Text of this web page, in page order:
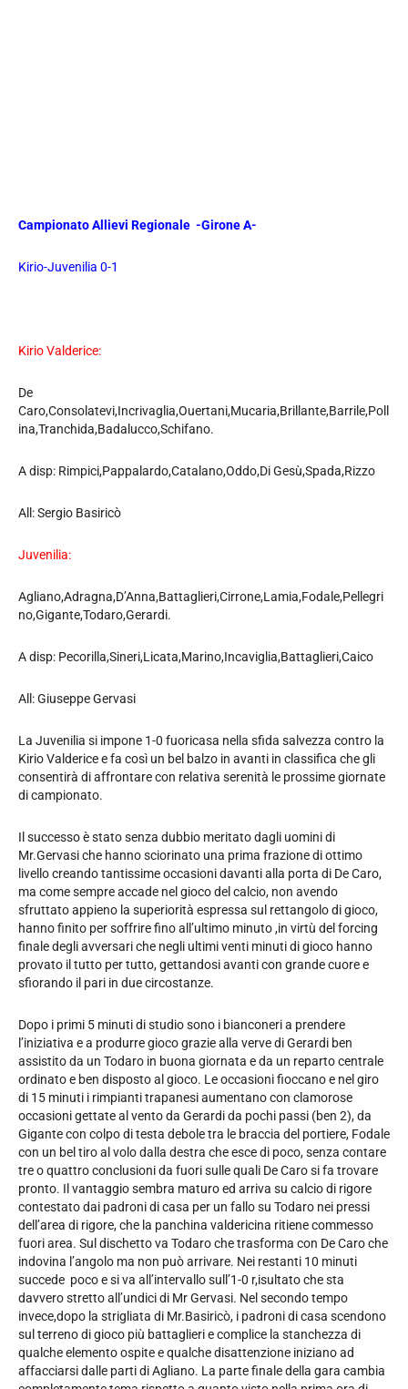
Campionato Allievi Regionale -Girone A-
Kirio-Juvenilia 0-1
Kirio Valderice:
De
Caro,Consolatevi,Incrivaglia,Ouertani,Mucaria,Brillante,Barrile,Poll
ina,Tranchida,Badalucco,Schifano.
A disp: Rimpici,Pappalardo,Catalano,Oddo,Di Gesù,Spada,Rizzo
All: Sergio Basiricò
Juvenilia:
Agliano,Adragna,D’Anna,Battaglieri,Cirrone,Lamia,Fodale,Pellegri
no,Gigante,Todaro,Gerardi.
A disp: Pecorilla,Sineri,Licata,Marino,Incaviglia,Battaglieri,Caico
All: Giuseppe Gervasi
La Juvenilia si impone 1-0 fuoricasa nella sfida salvezza contro la
Kirio Valderice e fa così un bel balzo in avanti in classifica che gli
consentirà di affrontare con relativa serenità le prossime giornate
di campionato.
Il successo è stato senza dubbio meritato dagli uomini di
Mr.Gervasi che hanno sciorinato una prima frazione di ottimo
livello creando tantissime occasioni davanti alla porta di De Caro,
ma come sempre accade nel gioco del calcio, non avendo
sfruttato appieno la superiorità espressa sul rettangolo di gioco,
hanno finito per soffrire fino all’ultimo minuto ,in virtù del forcing
finale degli avversari che negli ultimi venti minuti di gioco hanno
provato il tutto per tutto, gettandosi avanti con grande cuore e
sfiorando il pari in due circostanze.
Dopo i primi 5 minuti di studio sono i bianconeri a prendere
l’iniziativa e a produrre gioco grazie alla verve di Gerardi ben
assistito da un Todaro in buona giornata e da un reparto centrale
ordinato e ben disposto al gioco. Le occasioni fioccano e nel giro
di 15 minuti i rimpianti trapanesi aumentano con clamorose
occasioni gettate al vento da Gerardi da pochi passi (ben 2), da
Gigante con colpo di testa debole tra le braccia del portiere, Fodale
con un bel tiro al volo dalla destra che esce di poco, senza contare
tre o quattro conclusioni da fuori sulle quali De Caro si fa trovare
pronto. Il vantaggio sembra maturo ed arriva su calcio di rigore
contestato dai padroni di casa per un fallo su Todaro nei pressi
dell’area di rigore, che la panchina valdericina ritiene commesso
fuori area. Sul dischetto va Todaro che trasforma con De Caro che
indovina l’angolo ma non può arrivare. Nei restanti 10 minuti
succede poco e si va all’intervallo sull’1-0 r,isultato che sta
davvero stretto all’undici di Mr Gervasi. Nel secondo tempo
invece,dopo la strigliata di Mr.Basiricò, i padroni di casa scendono
sul terreno di gioco più battaglieri e complice la stanchezza di
qualche elemento ospite e qualche disattenzione iniziano ad
affacciarsi dalle parti di Agliano. La parte finale della gara cambia